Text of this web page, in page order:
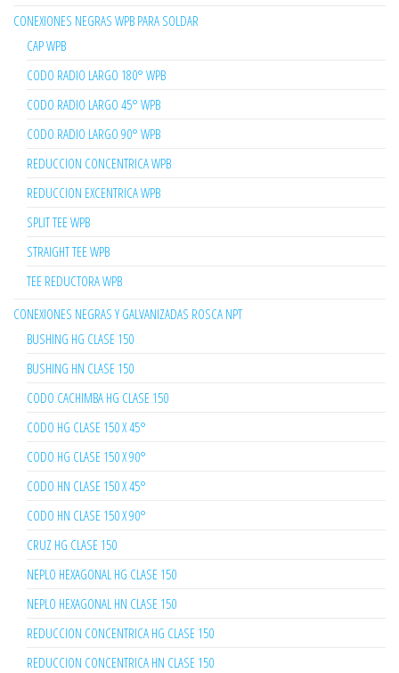
CONEXIONES NEGRAS WPB PARA SOLDAR
CAP WPB
CODO RADIO LARGO 180° WPB
CODO RADIO LARGO 45° WPB
CODO RADIO LARGO 90° WPB
REDUCCION CONCENTRICA WPB
REDUCCION EXCENTRICA WPB
SPLIT TEE WPB
STRAIGHT TEE WPB
TEE REDUCTORA WPB
CONEXIONES NEGRAS Y GALVANIZADAS ROSCA NPT
BUSHING HG CLASE 150
BUSHING HN CLASE 150
CODO CACHIMBA HG CLASE 150
CODO HG CLASE 150 X 45°
CODO HG CLASE 150 X 90°
CODO HN CLASE 150 X 45°
CODO HN CLASE 150 X 90°
CRUZ HG CLASE 150
NEPLO HEXAGONAL HG CLASE 150
NEPLO HEXAGONAL HN CLASE 150
REDUCCION CONCENTRICA HG CLASE 150
REDUCCION CONCENTRICA HN CLASE 150